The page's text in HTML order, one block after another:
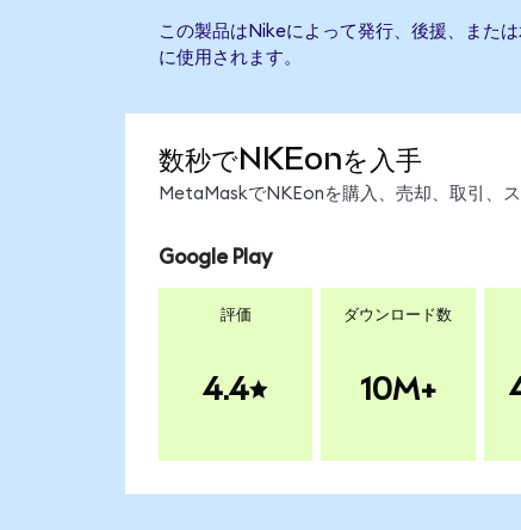
この製品はNikeによって発行、後援、また
に使用されます。
数秒でNKEonを入手
MetaMaskでNKEonを購入、売却、取引、
Google Play
評価
4.4
ダウンロード数
10M+